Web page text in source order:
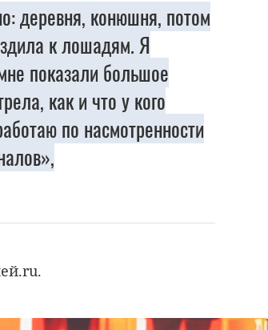
деревня, конюшня, потом
к лошадям. Я
показали большое
как и что у кого
по насмотренности